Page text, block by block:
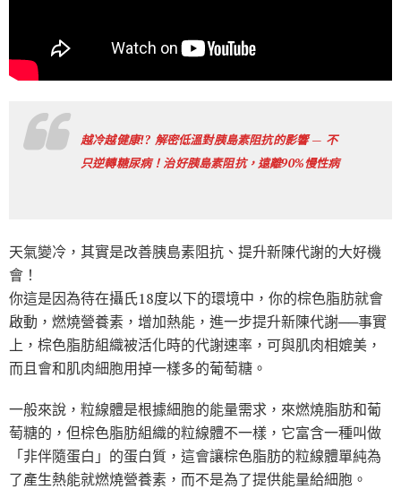
越冷越健康!? 解密低溫對胰島素阻抗的影響 — 不
只逆轉糖尿病！治好胰島素阻抗，遠離90%慢性病
天氣變冷，其實是改善胰島素阻抗、提升新陳代謝的大好機
會！
你這是因為待在攝氏18度以下的環境中，你的棕色脂肪就會
啟動，燃燒營養素，增加熱能，進一步提升新陳代謝──事實
上，棕色脂肪組織被活化時的代謝速率，可與肌肉相媲美，
而且會和肌肉細胞用掉一樣多的葡萄糖。
一般來說，粒線體是根據細胞的能量需求，來燃燒脂肪和葡
萄糖的，但棕色脂肪組織的粒線體不一樣，它富含一種叫做
「非伴隨蛋白」的蛋白質，這會讓棕色脂肪的粒線體單純為
了產生熱能就燃燒營養素，而不是為了提供能量給細胞。